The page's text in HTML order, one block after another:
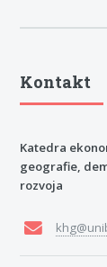
Kontakt
Katedra
geografie,
rozvoja